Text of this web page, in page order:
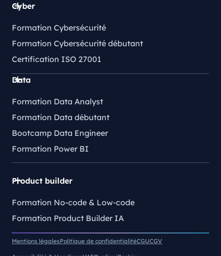
Cyber
Formation Cybersécurité
Formation Cybersécurité débutant
Certification ISO 27001
Data
Formation Data Analyst
Formation Data débutant
Bootcamp Data Engineer
Formation Power BI
Product builder
Formation No-code & Low-code
Formation Product Builder IA
Mentions légalesPolitique de confidentialitéCGUCGV